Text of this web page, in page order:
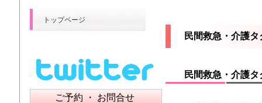
民間救急・介護
民間救急・介護
トップページ
ご予約 ・ お問合せ